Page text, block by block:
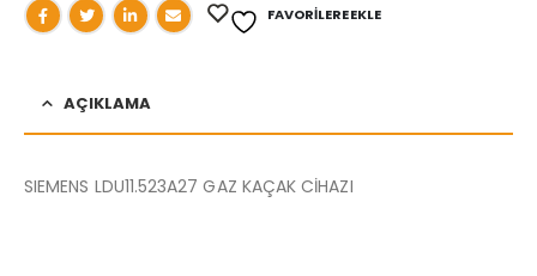
FAVORILERE EKLE
AÇIKLAMA
SIEMENS LDU11.523A27 GAZ KAÇAK CİHAZI